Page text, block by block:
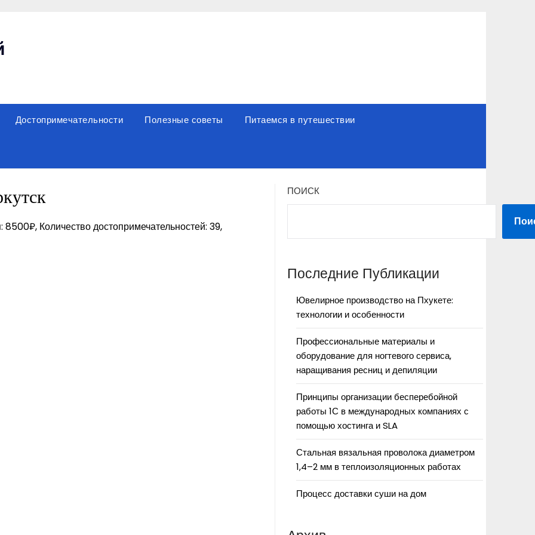
Достопримечательности Полезные советы Питаемся в путешествии
Количество достопримечательностей: 39,
ПОИСК
Последние Публикации
Ювелирное производство на Пхукете:
технологии и особенности
Профессиональные материалы и
оборудование для ногтевого сервиса,
наращивания ресниц и депиляции
Принципы организации бесперебойной
работы 1С в международных компаниях с
помощью хостинга и SLA
Стальная вязальная проволока диаметром
1,4–2 мм в теплоизоляционных работах
Процесс доставки суши на дом